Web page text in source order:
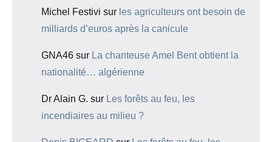
Michel Festivi sur les agriculteurs ont besoin de
milliards d’euros après la canicule
GNA46 sur La chanteuse Amel Bent obtient la
nationalité… algérienne
Dr Alain G. sur Les forêts au feu, les
incendiaires au milieu ?